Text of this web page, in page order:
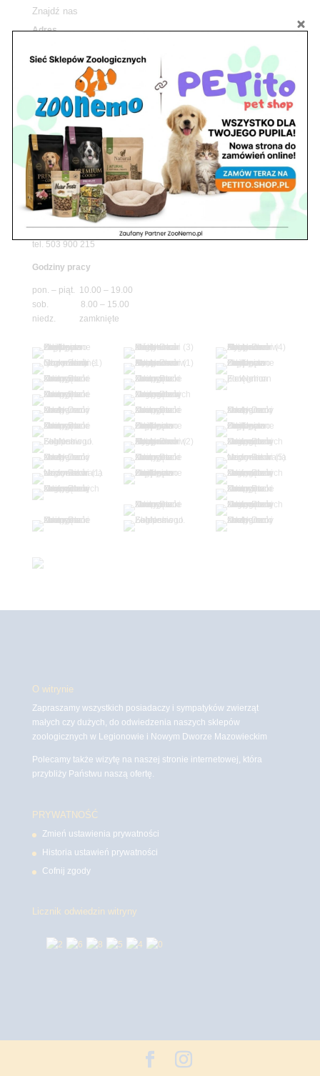
Znajdź nas
Adres
ul. Piłsudskiego 31,
tel./fax. 22 784 71 96
Godziny pracy
pon. – piąt. 10.00 – 19.00
sob. 10.00 – 15.00
niedz. zamknięte
Adres
05-100 Nowy Dwór Mazowiecki
ul. Leśna 2
tel. 503 900 215
Godziny pracy
pon. – piąt. 10.00 – 19.00
sob. 8.00 – 15.00
niedz. zamknięte
O witrynie
Zapraszamy wszystkich posiadaczy i sympatyków zwierząt
małych czy dużych, do odwiedzenia naszych sklepów
zoologicznych w Legionowie i Nowym Dworze Mazowieckim
Polecamy także wizytę na naszej stronie internetowej, która
przybliży Państwu naszą ofertę.
PRYWATNOŚĆ
Zmień ustawienia prywatności
Historia ustawień prywatności
Cofnij zgody
Licznik odwiedzin witryny